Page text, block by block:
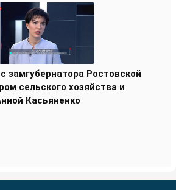
замгубернатора Ростовской
сельского хозяйства и
Касьяненко